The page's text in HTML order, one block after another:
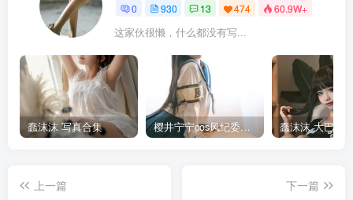
0 930 13 474 60.9W+
这家伙很懒，什么都没有写...
蠢沫沫 写真合集 樱井宁宁cos风纪委员写真套图
上一篇 下一篇